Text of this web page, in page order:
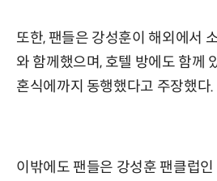
또한, 팬들은 강성훈이 해외에서
와 함께했으며, 호텔 방에도 함께
혼식에까지 동행했다고 주장했다.
이밖에도 팬들은 강성훈 팬클럽